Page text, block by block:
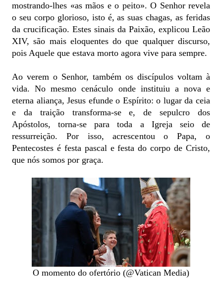
mostrando-lhes «as mãos e o peito». O Senhor revela
o seu corpo glorioso, isto é, as suas chagas, as feridas
da crucificação. Estes sinais da Paixão, explicou Leão
XIV, são mais eloquentes do que qualquer discurso,
pois Aquele que estava morto agora vive para sempre.
Ao verem o Senhor, também os discípulos voltam à
vida. No mesmo cenáculo onde instituiu a nova e
eterna aliança, Jesus efunde o Espírito: o lugar da ceia
e da traição transforma-se e, de sepulcro dos
Apóstolos, torna-se para toda a Igreja seio de
ressurreição. Por isso, acrescentou o Papa, o
Pentecostes é festa pascal e festa do corpo de Cristo,
que nós somos por graça.
O momento do ofertório (@Vatican Media)